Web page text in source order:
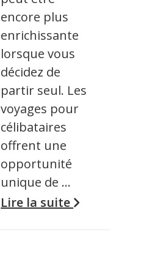
encore plus
enrichissante
lorsque vous
décidez de
partir seul. Les
voyages pour
célibataires
offrent une
opportunité
unique de …
Lire la suite